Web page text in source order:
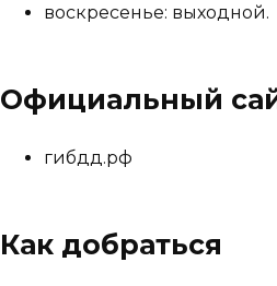
воскресенье: выходной.
Официальный
гибдд.рф
Как добраться